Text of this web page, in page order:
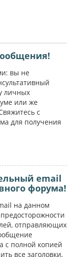
вы не
личных
или же
с
для получения
email
форума!
на данном
отправляющих
с полной копией
все заголовки,